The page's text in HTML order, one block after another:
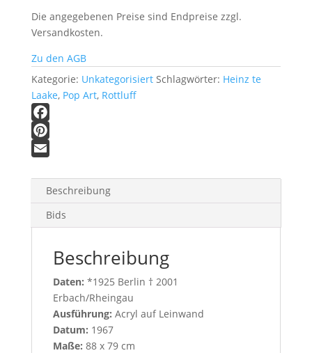
Die angegebenen Preise sind Endpreise zzgl.
Versandkosten.
Zu den AGB
Kategorie: Unkategorisiert Schlagwörter: Heinz te
Laake, Pop Art, Rottluff
F
a
b
P
t
a
Beschreibung
Bids
Beschreibung
Daten: *1925 Berlin † 2001
Erbach/Rheingau
Ausführung: Acryl auf Leinwand
Datum: 1967
Maße: 88 x 79 cm